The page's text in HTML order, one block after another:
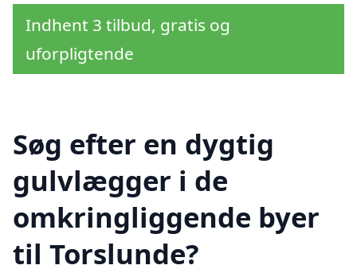
Indhent 3 tilbud, gratis og
uforpligtende
Søg efter en dygtig
gulvlægger i de
omkringliggende byer
til Torslunde?